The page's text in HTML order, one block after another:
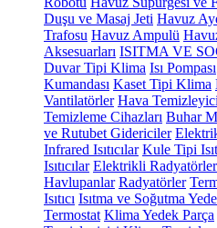
Duşu ve Masaj Jeti Havuz
Trafosu Havuz Ampulü
Aksesuarları ISITMA VE
Duvar Tipi Klima Isı Pompası
Kumandası Kaset Tipi Klima
Vantilatörler Hava
Temizleme Cihazları Buhar
ve Rutubet Gidericiler
Infrared Isıtıcılar Kule Tipi
Isıtıcılar Elektrikli Radyatörler
Havlupanlar Radyatörler
Isıtıcı Isıtma ve Soğutma
Termostat Klima Yedek Parça